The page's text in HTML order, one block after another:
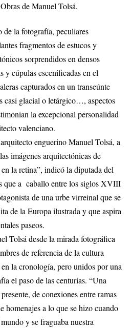
Obras de Manuel Tolsá.
de la fotografía, peculiares
fragmentos de estucos y
sorprendidos en densos
y cúpulas escenificadas en el
capturados en un transeúnte
casi glacial o letárgico…, aspectos
la excepcional personalidad
valenciano.
enguerino Manuel Tolsá, a
imágenes arquitectónicas de
la retina”, indicó la diputada del
a caballo entre los siglos XVIII
de una urbe virreinal que se
de la Europa ilustrada y que aspira
paseos.
Tolsá desde la mirada fotográfica
de referencia de la cultura
la cronología, pero unidos por una
el paso de las centurias. “Una
de conexiones entre ramas
homenajes a lo que se hizo cuando
y se fraguaba nuestra